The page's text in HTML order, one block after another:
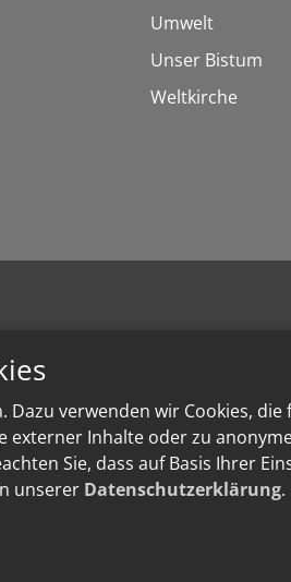
verwenden wir Cookies,
Inhalte oder zu
Sie, dass auf Basis Ihrer
unserer Datenschutzerklärung.
Umwelt
Unser Bistum
Weltkirche